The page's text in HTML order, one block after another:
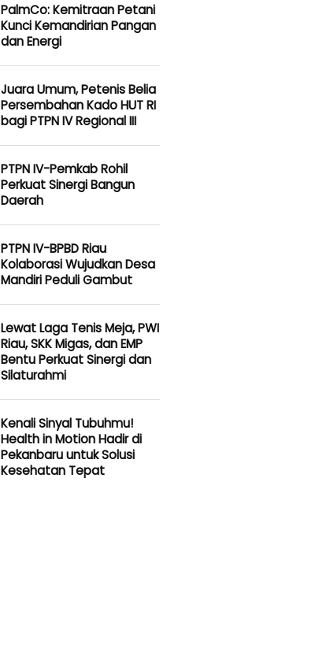
PalmCo: Kemitraan Petani
Kunci Kemandirian Pangan
dan Energi
Juara Umum, Petenis Belia
Persembahan Kado HUT RI
bagi PTPN IV Regional III
PTPN IV-Pemkab Rohil
Perkuat Sinergi Bangun
Daerah
PTPN IV-BPBD Riau
Kolaborasi Wujudkan Desa
Mandiri Peduli Gambut
Lewat Laga Tenis Meja, PWI
Riau, SKK Migas, dan EMP
Bentu Perkuat Sinergi dan
Silaturahmi
Kenali Sinyal Tubuhmu!
Health in Motion Hadir di
Pekanbaru untuk Solusi
Kesehatan Tepat